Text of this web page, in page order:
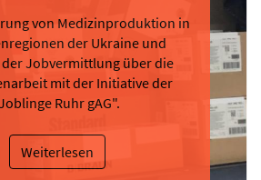
von Medizinproduktion in
der Ukraine und
Jobvermittlung über die
mit der Initiative der
Ruhr gAG".
Weiterlesen